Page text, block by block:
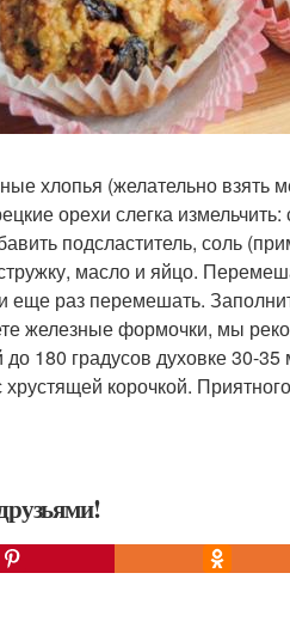
хлопья (желательно взять
орехи слегка
подсластитель, соль
масло и яйцо.
еще раз перемешать.
железные формочки, мы
180 градусов духовке 30-
корочкой.